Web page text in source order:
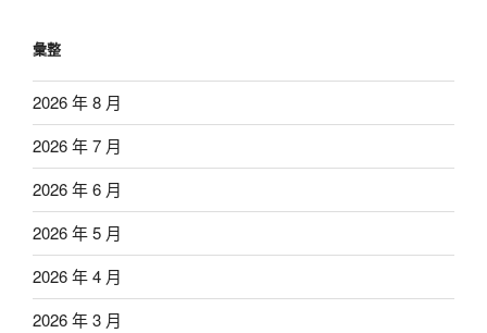
彙整
2026 年 8 月
2026 年 7 月
2026 年 6 月
2026 年 5 月
2026 年 4 月
2026 年 3 月